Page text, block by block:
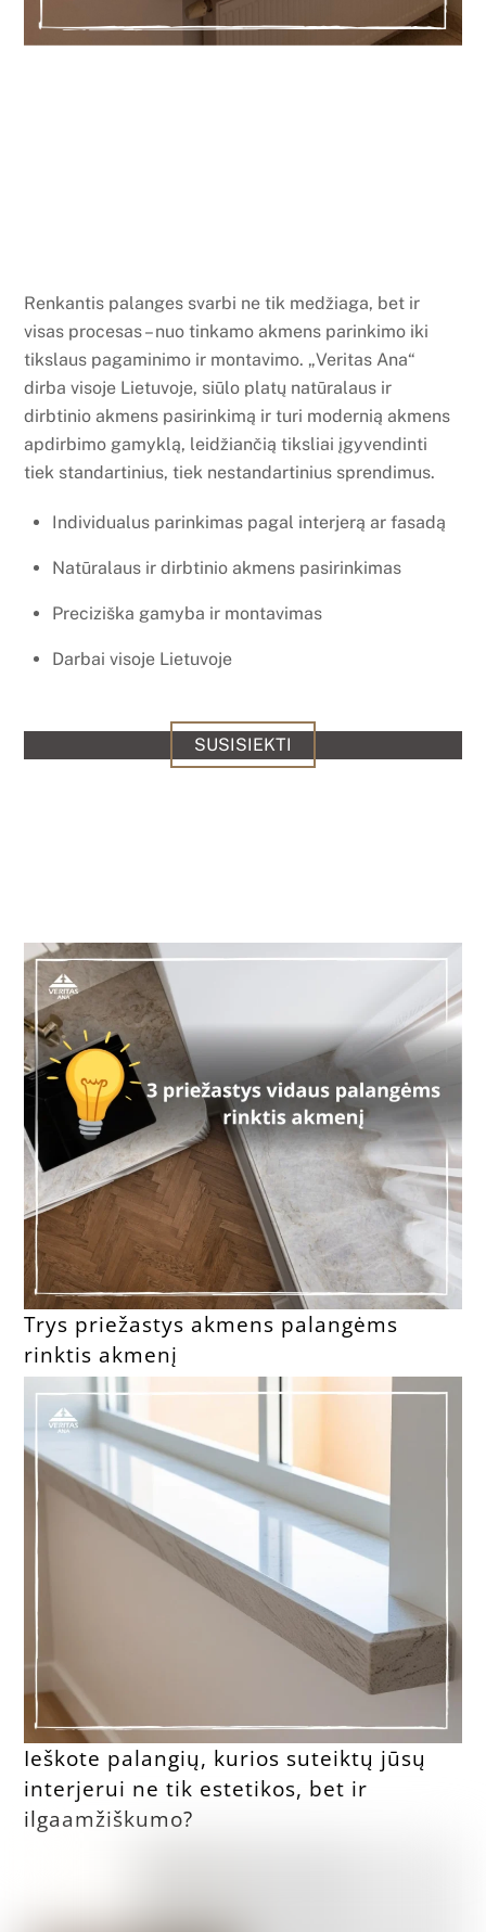
Renkantis palanges svarbi ne tik medžiaga, bet ir
visas procesas – nuo tinkamo akmens parinkimo iki
tikslaus pagaminimo ir montavimo. „Veritas Ana“
dirba visoje Lietuvoje, siūlo platų natūralaus ir
dirbtinio akmens pasirinkimą ir turi modernią akmens
apdirbimo gamyklą, leidžiančią tiksliai įgyvendinti
tiek standartinius, tiek nestandartinius sprendimus.
Individualus parinkimas pagal interjerą ar fasadą
Natūralaus ir dirbtinio akmens pasirinkimas
Preciziška gamyba ir montavimas
Darbai visoje Lietuvoje
SUSISIEKTI
Trys priežastys akmens palangėms
rinktis akmenį
Ieškote palangių, kurios suteiktų jūsų
interjerui ne tik estetikos, bet ir
ilgaamžiškumo?